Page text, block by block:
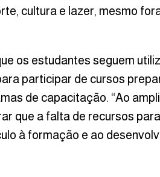
cultura e lazer, mesmo
os estudantes seguem
participar de cursos
de capacitação. “Ao
que a falta de recursos
à formação e ao